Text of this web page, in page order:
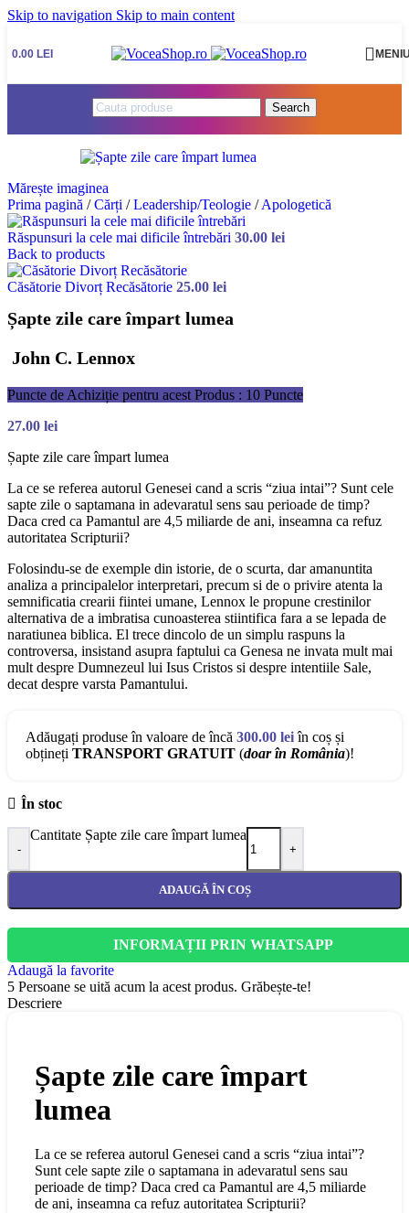
Skip to navigation Skip to main content
0.00 LEI
Search
Mărește imaginea
Prima pagină / Cărți / Leadership/Teologie / Apologetică
Răspunsuri la cele mai dificile întrebări 30.00 lei
Back to products
Căsătorie Divorț Recăsătorie 25.00 lei
Șapte zile care împart lumea
John C. Lennox
Puncte de Achiziție pentru acest Produs : 10 Puncte
27.00 lei
Șapte zile care împart lumea
La ce se referea autorul Genesei cand a scris “ziua intai”? Sunt cele
sapte zile o saptamana in adevaratul sens sau perioade de timp?
Daca cred ca Pamantul are 4,5 miliarde de ani, inseamna ca refuz
autoritatea Scripturii?
Folosindu-se de exemple din istorie, de o scurta, dar amanuntita
analiza a principalelor interpretari, precum si de o privire atenta la
semnificatia crearii fiintei umane, Lennox le propune crestinilor
alternativa de a imbratisa cunoasterea stiintifica fara a se lepada de
naratiunea biblica. El trece dincolo de un simplu raspuns la
controversa, insistand asupra faptului ca Genesa ne invata mult mai
mult despre Dumnezeul lui Isus Cristos si despre intentiile Sale,
decat despre varsta Pamantului.
Adăugați produse în valoare de încă 300.00 leiîn coș și
obțineți TRANSPORT GRATUIT (doar în România)!
În stoc
-
Cantitate Șapte zile care împart lumea
+
ADAUGĂ ÎN COȘ
INFORMAȚII PRIN WHATSAPP
Adaugă la favorite
5 Persoane se uită acum la acest produs. Grăbește-te!
Descriere
Șapte zile care împart
lumea
La ce se referea autorul Genesei cand a scris “ziua intai”?
Sunt cele sapte zile o saptamana in adevaratul sens sau
perioade de timp? Daca cred ca Pamantul are 4,5 miliarde
de ani, inseamna ca refuz autoritatea Scripturii?